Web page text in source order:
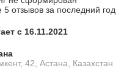
отзывов за последний год
с 16.11.2021
42, Астана, Казахстан